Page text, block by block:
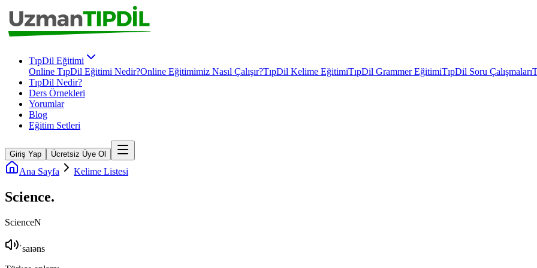
TıpDil Eğitimi
Online TıpDil Eğitimi Nedir?Online Eğitimimiz Nasıl Çalışır?TıpDil Kelime EğitimiTıpDil Grammer EğitimiTıpDil Soru Çalışmaları
TıpDil Nedir?
Ders Örnekleri
Yorumlar
Blog
Eğitim Setleri
Giriş Yap Ücretsiz Üye Ol
Ana Sayfa Kelime Listesi
Science.
ScienceN
ˈsaɪəns